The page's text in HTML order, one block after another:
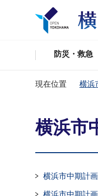
防災・救急
現在位置 横浜
横浜市
横浜市中期計
横浜市中期計